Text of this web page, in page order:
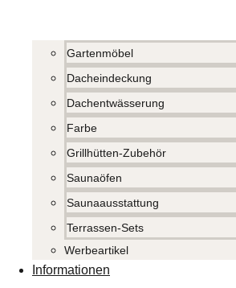
Gartenmöbel
Dacheindeckung
Dachentwässerung
Farbe
Grillhütten-Zubehör
Saunaöfen
Saunaausstattung
Terrassen-Sets
Werbeartikel
Informationen